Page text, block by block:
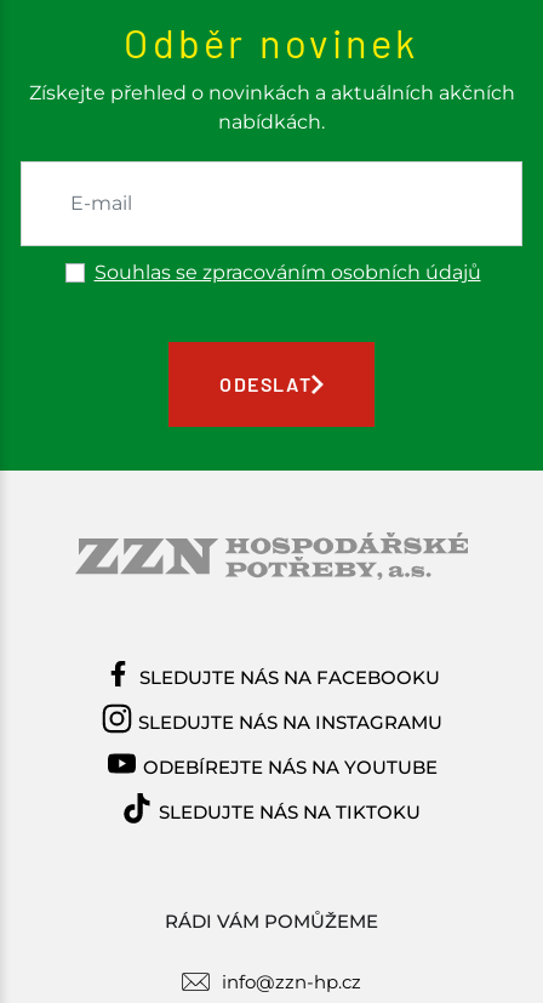
Odběr novinek
Získejte přehled o novinkách a aktuálních akčních
nabídkách.
Souhlas se zpracováním osobních údajů
ODESLAT
RÁDI VÁM POMŮŽEME
info@zzn-hp.cz
SLEDUJTE NÁS NA FACEBOOKU
SLEDUJTE NÁS NA INSTAGRAMU
ODEBÍREJTE NÁS NA YOUTUBE
SLEDUJTE NÁS NA TIKTOKU